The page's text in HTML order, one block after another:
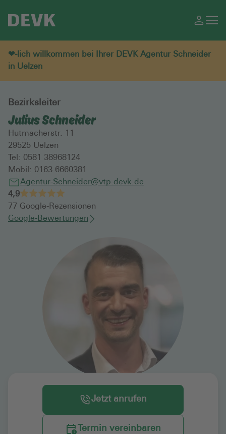
❤-lich willkommen bei Ihrer DEVK Agentur Schneider
in Uelzen
Bezirksleiter
Julius Schneider
Hutmacherstr. 11
29525 Uelzen
Tel: 0581 38968124
Mobil: 0163 6660381
Agentur-Schneider@vtp.devk.de
4,9
77 Google-Rezensionen
Google-Bewertungen
Jetzt anrufen
Termin vereinbaren